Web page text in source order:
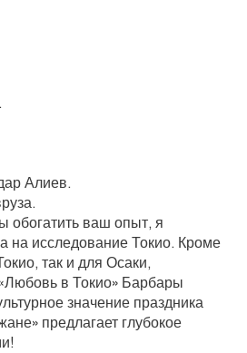
Алиев.
обогатить ваш опыт, я
на исследование Токио. Кроме
так и для Осаки,
в Токио» Барбары
значение праздника
предлагает глубокое